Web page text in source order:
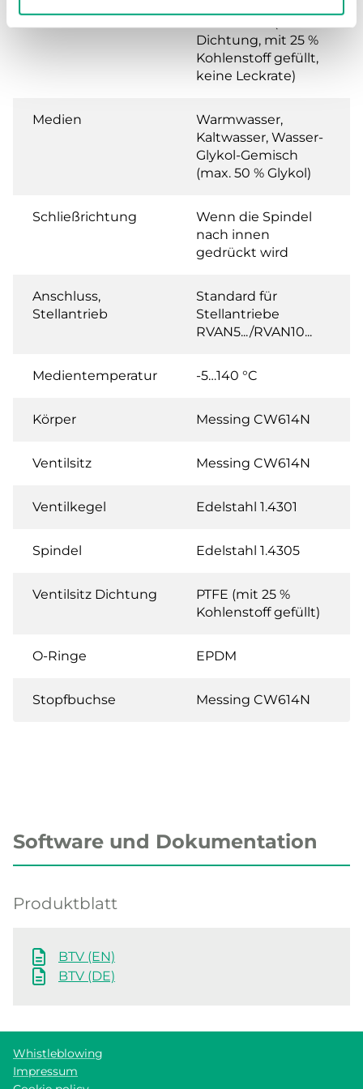
Dichtung, mit 25 %
Kohlenstoff gefüllt,
keine Leckrate)
Medien
Warmwasser,
Kaltwasser, Wasser-
Glykol-Gemisch
(max. 50 % Glykol)
Schließrichtung
Wenn die Spindel
nach innen
gedrückt wird
Anschluss,
Stellantrieb
Standard für
Stellantriebe
RVAN5.../RVAN10...
Medientemperatur -5…140 °C
Körper Messing CW614N
Ventilsitz Messing CW614N
Ventilkegel Edelstahl 1.4301
Spindel Edelstahl 1.4305
Ventilsitz Dichtung
PTFE (mit 25 %
Kohlenstoff gefüllt)
O-Ringe EPDM
Stopfbuchse Messing CW614N
Software und Dokumentation
Produktblatt
BTV (EN)
BTV (DE)
Whistleblowing
Impressum